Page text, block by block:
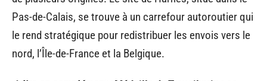
Pas-de-Calais, se trouve à un carrefour autoroutier qui
le rend stratégique pour redistribuer les envois vers le
nord, l’Île-de-France et la Belgique.